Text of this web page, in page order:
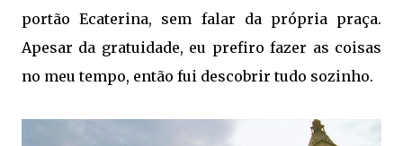
portão Ecaterina, sem falar da própria praça.
Apesar da gratuidade, eu prefiro fazer as coisas
no meu tempo, então fui descobrir tudo sozinho.